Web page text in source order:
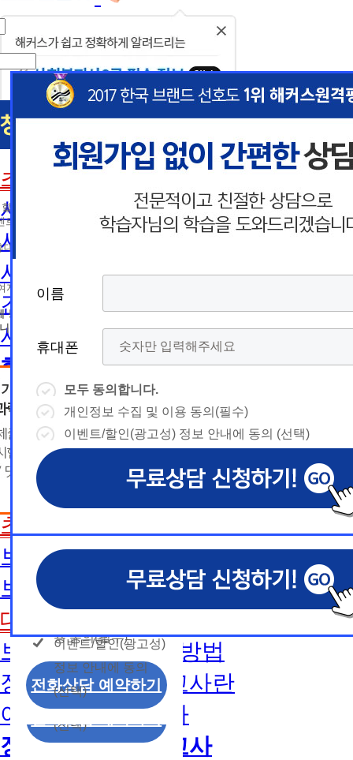
사회복지사
초보길잡이
사회복지사란
사회복지사2급 취득방법
사회복지사1급 취득방법
건강가정사
사회복지학사/전문학사
한국어교원
한국어교원이란
한국어교원 취득방법
해외취업전망
보육교사
초보길잡이
보육교사란
보육교사2급 취득방법
대면수업일정
보육교사1급 취득방법
장애영유아 보육교사란
아동학사/전문학사
장애영유아 보육교사
폰
* 날짜입력 키보드 사용법
- page up/down 키 = 다음달/이전
- ctrl+ 방향키 좌,우, 위, 아래 = 날
짜선택
날짜선택
날
선
예
간
상담내용(필수)
수강신청
문의
상담 희망내용 (선택)
개인정보 수집/이용
동의
개인정보 수집 및 이
용 동의(필수)
이벤트/할인(광고성)
정보 안내에 동의
(선택)
폰
* 날짜입력 키보드 사용법
- page up/down 키 = 다음달/이전
- ctrl+ 방향키 좌,우, 위, 아래 = 날
짜선택
전달
- ctrl+ 방향키 좌,우, 위, 아래 =
날짜선택
날
짜
예
상담내용(필수)
수강신청
문의
모두 동의합니다.
개인정보 수집 및 이
용 동의(필수)
이벤트/할인(광고성)
정보 안내에 동의
(선택)
전화상담 예약하기
이름
휴대폰
모두 동의합니다.
개인정보 수집 및 이용 동의(필수)
이벤트/할인(광고성) 정보 안내에 동의 (선택)
◆ 개인정보 수집 · 이용 동의
1. 개인정보 수집·이용 목적
1) 무료상담 진행 및 문의 사항 응대, 동일·후속 문의에 대한
제공, 상담 이력 관리 및 상담 관련 분쟁·민원 처리
2) 광고성 정보 수신에 별도 동의한 자에 한하여
격평생교육원을 비롯한 해커스 교육그룹의 새로
신상품이나 이벤트, 최신 정보 안내 등 신청자의
는 최적의 서비스를 제공하기 위함.
(해커스교육그룹: 해커스인강, 해커스프랩, 해커스톡, 해커스
커스일본어, 해커스잡, 해커스금융, 해커스임용, 해커스공무
찰, 해커스소방, 해커스공인중개사, 해커스주택관리사, 해커
2. (필수)이름, 휴대폰번호, 상담내용
(선택) 제출된 상담 문의 내용, 전화상담 과정에서 이용자가
3. 개인정보 보유/이용 기간: 법령상 정하는 경우
고는 회원탈퇴 시까지 이용 및 보관합니다. 단, 비
이름
휴대폰
모두 동의합니다.
개인정보 수집 및 이용 동의(필수)
이벤트/할인(광고성) 정보 안내에 동의 (선택)
◆ 개인정보 수집 · 이용 동의
1. 개인정보 수집·이용 목적
1) 무료상담 진행 및 문의 사항 응대, 동일·후속 문의에 대한
제공, 상담 이력 관리 및 상담 관련 분쟁·민원 처리
2) 광고성 정보 수신에 별도 동의한 자에 한하여
격평생교육원을 비롯한 해커스 교육그룹의 새로
신상품이나 이벤트, 최신 정보 안내 등 신청자의
는 최적의 서비스를 제공하기 위함.
(해커스교육그룹: 해커스인강, 해커스프랩, 해커스톡, 해커스
커스일본어, 해커스잡, 해커스금융, 해커스임용, 해커스공무
찰, 해커스소방, 해커스공인중개사, 해커스주택관리사, 해커
2. (필수)이름, 휴대폰번호, 상담내용
(선택) 제출된 상담 문의 내용, 전화상담 과정에서 이용자가
3. 개인정보 보유/이용 기간: 법령상 정하는 경우
고는 회원탈퇴 시까지 이용 및 보관합니다. 단, 비
이름
휴대폰
모두 동의합니다.
개인정보 수집 및 이용 동의(필수)
이벤트/할인(광고성) 정보 안내에 동의 (선택)
◆ 개인정보 수집 · 이용 동의
1. 개인정보 수집·이용 목적
1) 무료상담 진행 및 문의 사항 응대, 동일·후속 문의에 대한
제공, 상담 이력 관리 및 상담 관련 분쟁·민원 처리
2) 광고성 정보 수신에 별도 동의한 자에 한하여
격평생교육원을 비롯한 해커스 교육그룹의 새로
신상품이나 이벤트, 최신 정보 안내 등 신청자의
는 최적의 서비스를 제공하기 위함.
(해커스교육그룹: 해커스인강, 해커스프랩, 해커스톡, 해커스
커스일본어, 해커스잡, 해커스금융, 해커스임용, 해커스공무
찰, 해커스소방, 해커스공인중개사, 해커스주택관리사, 해커
2. (필수)이름, 휴대폰번호, 상담내용
(선택) 제출된 상담 문의 내용, 전화상담 과정에서 이용자가
3. 개인정보 보유/이용 기간: 법령상 정하는 경우
고는 회원탈퇴 시까지 이용 및 보관합니다. 단, 비
이름
휴대폰
모두 동의합니다.
개인정보 수집 및 이용 동의(필수)
이벤트/할인(광고성) 정보 안내에 동의 (선택)
인혜택 제공
등 광고성 정보 제공, 통계자료 활용
폰 번호
의 해지나 개인정보 삭제요청 시까지
동의하지 않을 수 있습니다.
다.